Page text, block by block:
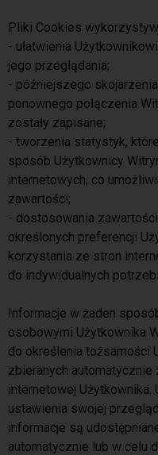
Pliki Cookies
- ułatwienia
jego przeglądania;
- późniejszego
ponownego połączenia
zostały zapisane;
- tworzenia statystyk,
sposób Użytkownicy
internetowych, co
zawartości;
- dostosowania
określonych preferencji
korzystania ze stron
do indywidualnych
Informacje w żaden
osobowymi Użytkownika
do określenia tożsamości
zbieranych
internetowej
ustawienia swojej
informacje są
automatycznie lub w celu